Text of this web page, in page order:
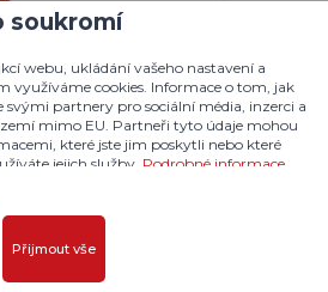
radu?
oddělení / eshop
731 441 541
7:00-15:00 hod
soukromí
webu, ukládání vašeho nastavení a
využíváme cookies. Informace o tom, jak
svými partnery pro sociální média, inzerci a
mimo EU. Partneři tyto údaje mohou
které jste jim poskytli nebo které
jejich služby. Podrobné informace
Přijmout vše